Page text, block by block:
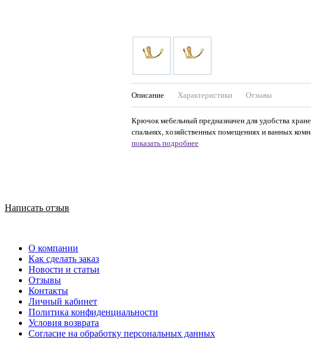
Описание Характеристики Отзывы
Крючок мебельный предназначен для удобства
спальнях, хозяйственных помещениях и ванных
показать подробнее
Написать отзыв
О компании
Как сделать заказ
Новости и статьи
Отзывы
Контакты
Личный кабинет
Политика конфиденциальности
Условия возврата
Согласие на обработку персональных данных